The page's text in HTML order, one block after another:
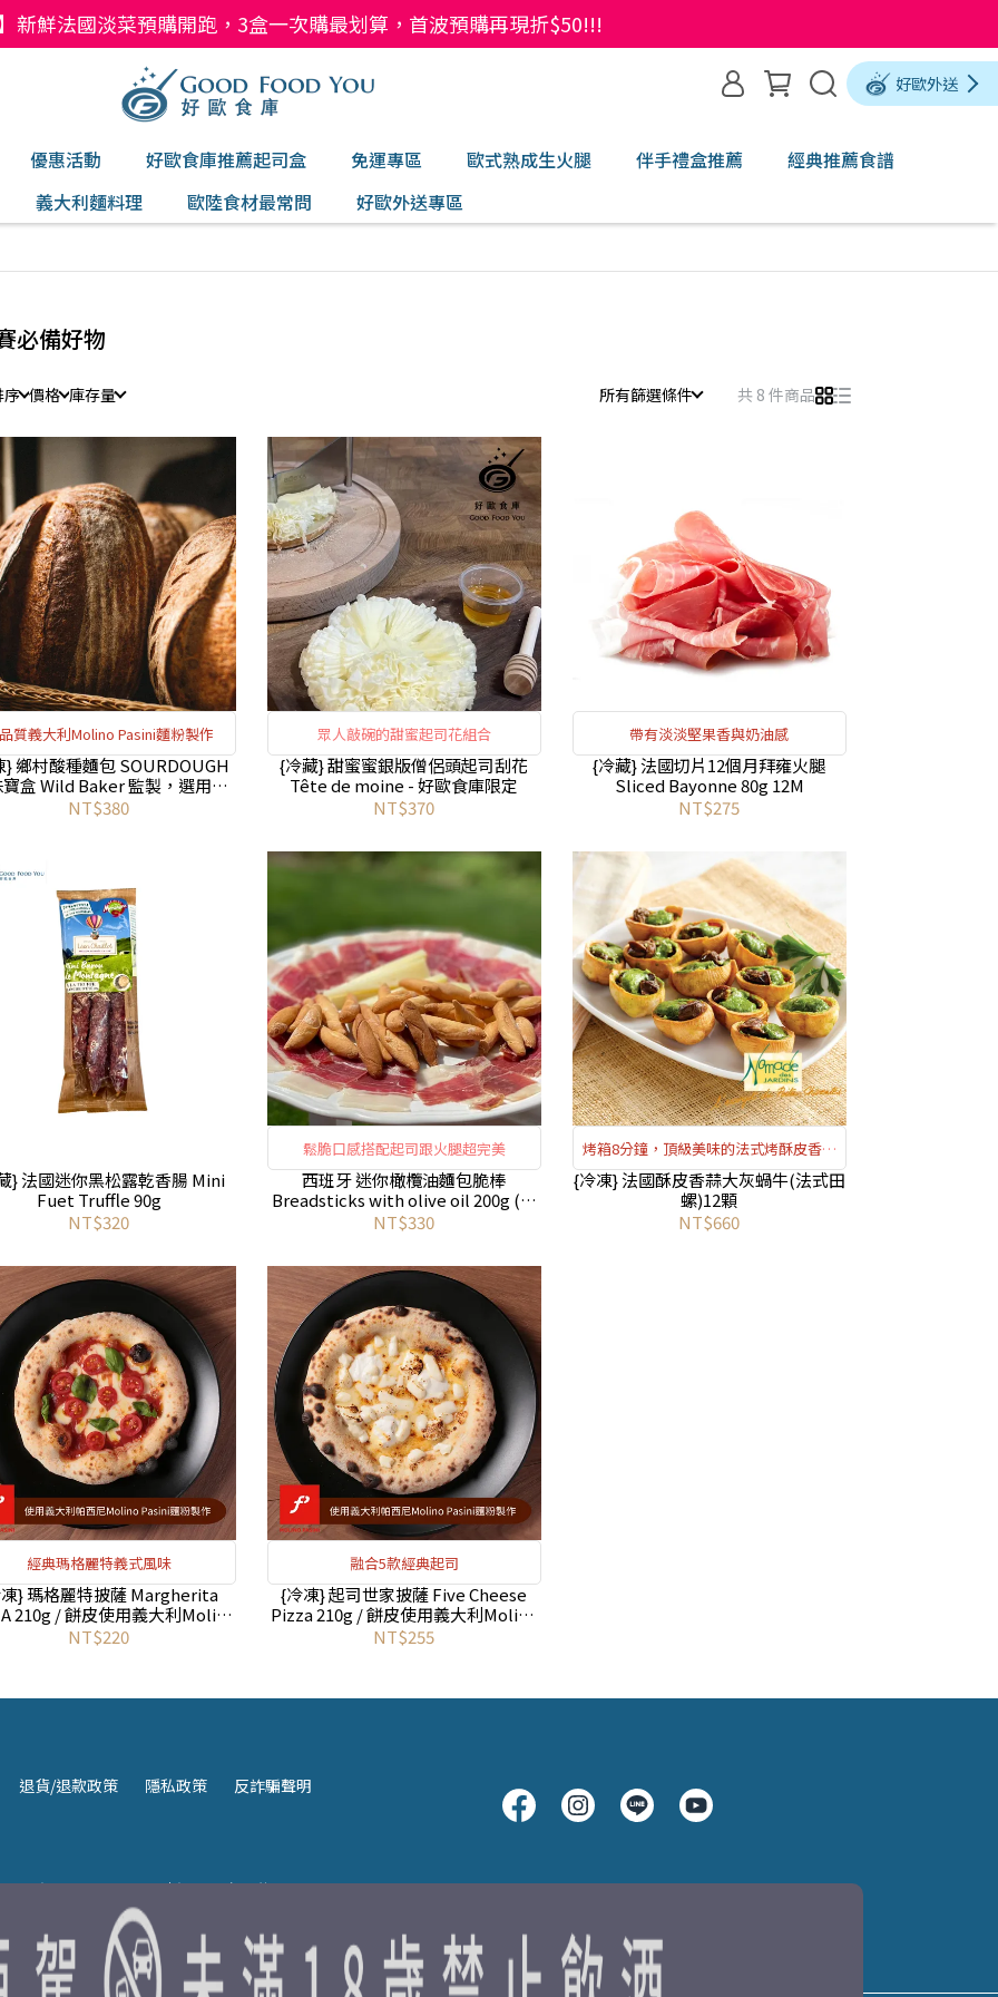
新鮮法國淡菜預購開跑，3盒一次購最划算，首波預購再現折$50!!!
好歐外送
優惠活動 好歐食庫推薦起司盒 免運專區 歐式熟成生火腿 伴手禮盒推薦
經典推薦食譜
義大利麵料理
歐陸食材最常問 好歐外送專區
必備好物
序 價格 庫存量 所有篩選條件 共 8 件商品
質義大利Molino Pasini麵粉製作
盒 Wild Baker 監製，選用義
大利高品質麵粉
NT$380
眾人敲碗的甜蜜起司花組合
{冷藏} 甜蜜蜜銀版僧侶頭起司刮花
Tête de moine - 好歐食庫限定
NT$370
帶有淡淡堅果香與奶油感
{冷藏} 法國切片12個月拜雍火腿
Sliced Bayonne 80g 12M
NT$275
} 法國迷你黑松露乾香腸 Mini
Fuet Truffle 90g
NT$320
鬆脆口感搭配起司跟火腿超完美
西班牙 迷你橄欖油麵包脆棒
Breadsticks with olive oil 200g (又
稱Picos)
NT$330
烤箱8分鐘，頂級美味的法式烤酥皮香蒜
田螺輕鬆上桌
{冷凍} 法國酥皮香蒜大灰蝸牛(法式田
螺)12顆
NT$660
經典瑪格麗特義式風味
} 瑪格麗特披薩 Margherita
210g / 餅皮使用義大利Molino
帕西尼麵粉｜6吋｜La One 超
NT$220
融合5款經典起司
{冷凍} 起司世家披薩 Five Cheese
Pizza 210g / 餅皮使用義大利Molino
Pasini 帕西尼麵粉｜6吋｜La One 超
NT$255
退貨/退款政策 隱私政策 反詐騙聲明
～週五 11:00~20:00｜週一固定公休
2號出口 步行約5分鐘)